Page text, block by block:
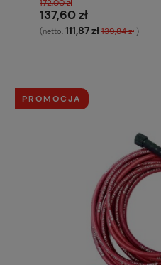
137,60 zł
172,00 zł
(netto: 111,87 zł139,84 zł )
PROMOCJA